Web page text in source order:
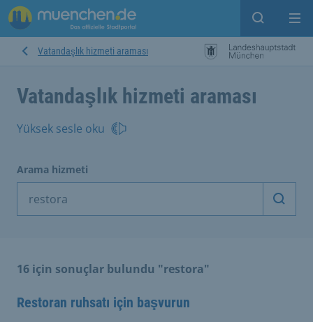
Open
Vatandaşlık hizmeti araması
Vatandaşlık hizmeti araması
Yüksek sesle oku
Arama hizmeti
16 için sonuçlar bulundu "restora"
Restoran ruhsatı için başvurun